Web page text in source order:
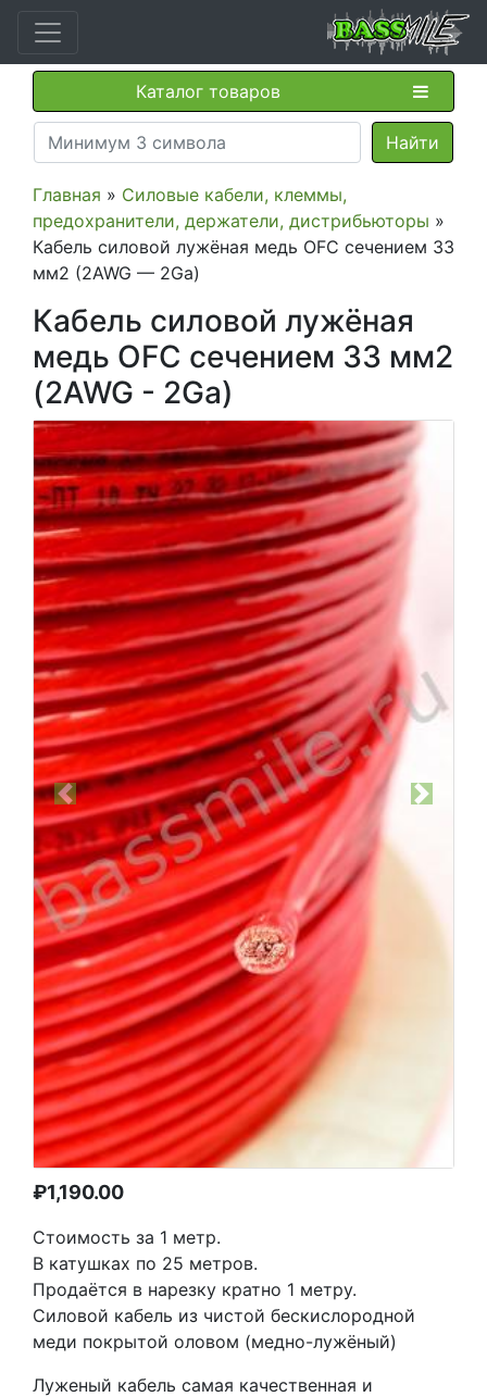
Каталог товаров
Главная » Силовые кабели, клеммы,
предохранители, держатели, дистрибьюторы »
Кабель силовой лужёная медь OFC сечением 33
мм2 (2AWG — 2Ga)
Кабель силовой лужёная
медь OFC сечением 33 мм2
(2AWG - 2Ga)
Previous Next
₽1,190.00
Стоимость за 1 метр.
В катушках по 25 метров.
Продаётся в нарезку кратно 1 метру.
Силовой кабель из чистой бескислородной
меди покрытой оловом (медно-лужёный)
Луженый кабель самая качественная и